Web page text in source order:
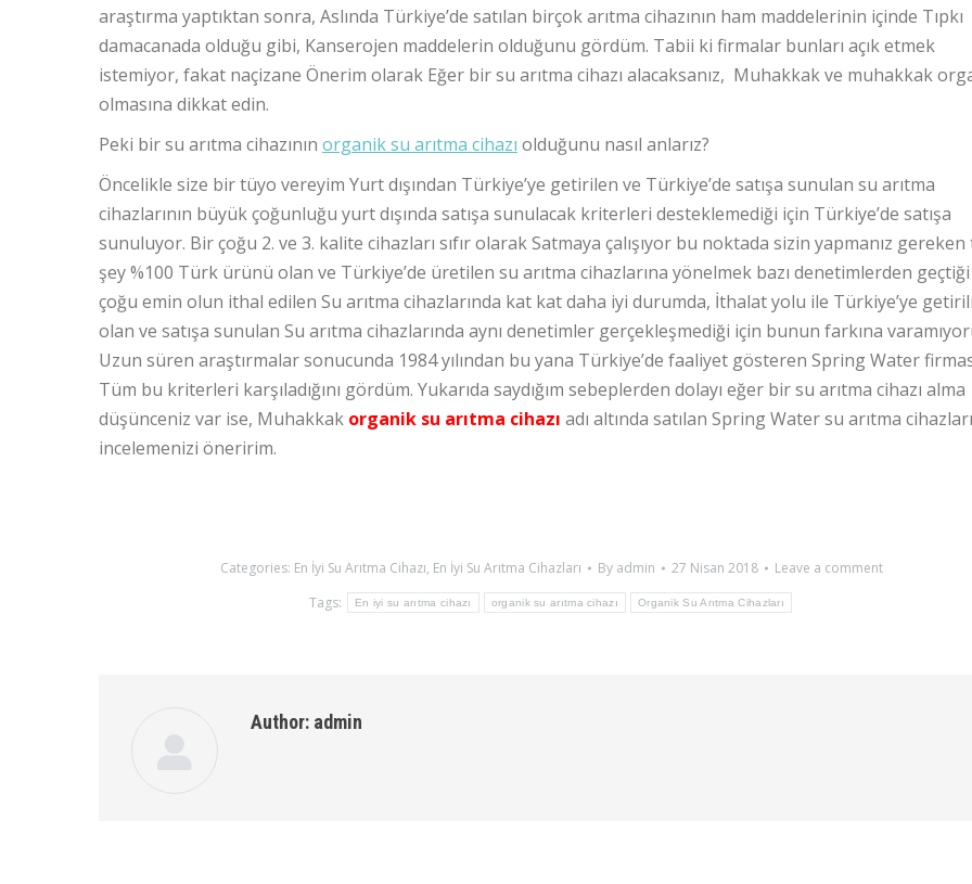
araştırma yaptıktan sonra, Aslında Türkiye’de satılan birçok arıtma cihazının ham maddelerinin içinde Tıpkı
damacanada olduğu gibi, Kanserojen maddelerin olduğunu gördüm. Tabii ki firmalar bunları açık etmek
istemiyor, fakat naçizane Önerim olarak Eğer bir su arıtma cihazı alacaksanız, Muhakkak ve muhakkak
olmasına dikkat edin.
Peki bir su arıtma cihazının organik su arıtma cihazı olduğunu nasıl anlarız?
Öncelikle size bir tüyo vereyim Yurt dışından Türkiye’ye getirilen ve Türkiye’de satışa sunulan su arıtma
cihazlarının büyük çoğunluğu yurt dışında satışa sunulacak kriterleri desteklemediği için Türkiye’de satışa
sunuluyor. Bir çoğu 2. ve 3. kalite cihazları sıfır olarak Satmaya çalışıyor bu noktada sizin yapmanız
şey %100 Türk ürünü olan ve Türkiye’de üretilen su arıtma cihazlarına yönelmek bazı denetimlerden
çoğu emin olun ithal edilen Su arıtma cihazlarında kat kat daha iyi durumda, İthalat yolu ile Türkiye’ye
olan ve satışa sunulan Su arıtma cihazlarında aynı denetimler gerçekleşmediği için bunun farkına
Uzun süren araştırmalar sonucunda 1984 yılından bu yana Türkiye’de faaliyet gösteren Spring Water
Tüm bu kriterleri karşıladığını gördüm. Yukarıda saydığım sebeplerden dolayı eğer bir su arıtma cihazı alma
düşünceniz var ise, Muhakkak organik su arıtma cihazı adı altında satılan Spring Water su arıtma
incelemenizi öneririm.
Categories: En İyi Su Arıtma Cihazı, En İyi Su Arıtma Cihazları By admin 27 Nisan 2018
Leave a comment
Tags:
En iyi su arıtma cihazı organik su arıtma cihazı Organik Su Arıtma Cihazları
Author: admin